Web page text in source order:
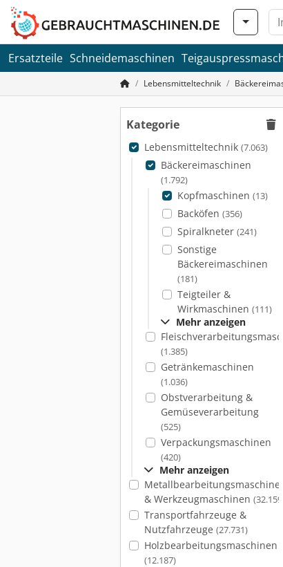
Ersatzteile Schneidemaschinen
Lebensmitteltechnik
Kategorie
Lebensmitteltechnik (7.063)
Bäckereimaschinen
(1.792)
Kopfmaschinen (13)
Backöfen (356)
Spiralkneter (241)
Sonstige
Bäckereimaschinen
(181)
Teigteiler &
Wirkmaschinen (111)
Mehr anzeigen
(1.385)
Getränkemaschinen
(1.036)
Obstverarbeitung &
Gemüseverarbeitung
(525)
Verpackungsmaschinen
(420)
Mehr anzeigen
Metallbearbeitungsmaschinen
& Werkzeugmaschinen (32.159)
Transportfahrzeuge &
Nutzfahrzeuge (27.731)
Holzbearbeitungsmaschinen
(12.187)